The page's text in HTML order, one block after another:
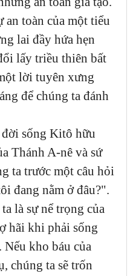
an toàn của một tiểu
lai đầy hứa hẹn
lấy triều thiên bất
lời tuyên xưng
để chúng ta đánh
sống Kitô hữu
Thánh A-nê và sứ
ta trước một câu hỏi
đang nằm ở đâu?".
là sự nể trọng của
hãi khi phải sống
kho báu của
chúng ta sẽ trốn